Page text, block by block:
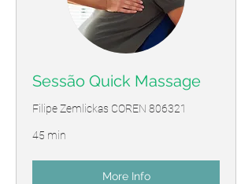
Sessão Quick Massage
Filipe Zemlickas COREN 806321
45 min
More Info